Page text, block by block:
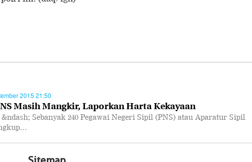
2015 21:50
Masih Mangkir, Laporkan Harta Kekayaan
Sebanyak 240 Pegawai Negeri Sipil (PNS) atau Aparatur Sipil